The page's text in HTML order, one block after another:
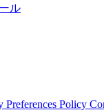
ル
Preferences Policy